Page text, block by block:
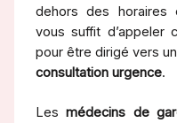
dehors des horaires
vous suffit d’appeler
pour être dirigé vers
consultation urgence.
Lesmédecins de